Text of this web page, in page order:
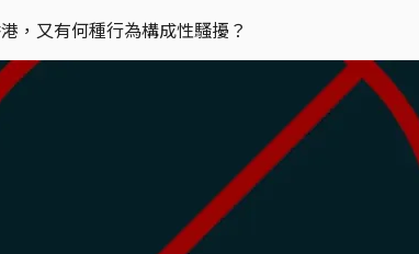
，又有何種行為構成性騷擾？